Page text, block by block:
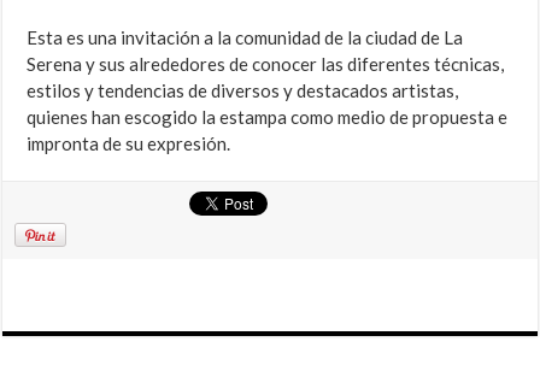
Esta es una invitación a la comunidad de la ciudad de La
Serena y sus alrededores de conocer las diferentes técnicas,
estilos y tendencias de diversos y destacados artistas,
quienes han escogido la estampa como medio de propuesta e
impronta de su expresión.